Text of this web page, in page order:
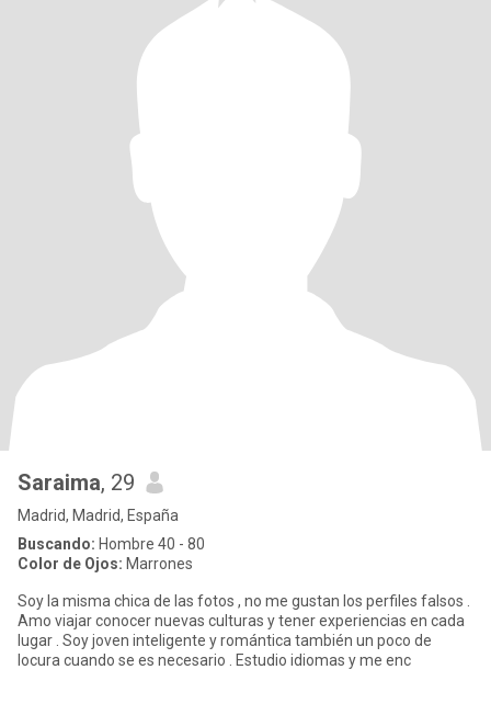
Saraima, 29
Madrid, Madrid, España
Buscando: Hombre 40 - 80
Color de Ojos: Marrones
Soy la misma chica de las fotos , no me gustan los perfiles falsos .
Amo viajar conocer nuevas culturas y tener experiencias en cada
lugar . Soy joven inteligente y romántica también un poco de
locura cuando se es necesario . Estudio idiomas y me enc